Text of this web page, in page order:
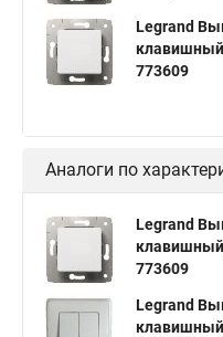
Legrand
773609
Аналоги по
Legrand
773609
Legrand